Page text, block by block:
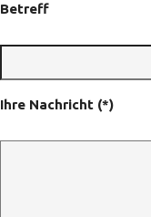
Betreff
Ihre Nachricht (*)